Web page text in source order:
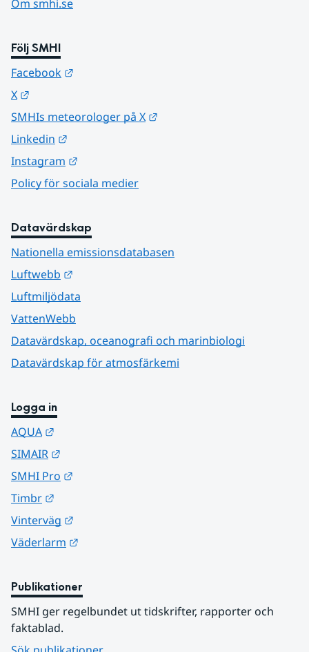
Om smhi.se
Följ SMHI
Facebook
X
SMHIs meteorologer på X
Linkedin
Instagram
Policy för sociala medier
Datavärdskap
Nationella emissionsdatabasen
Luftwebb
Luftmiljödata
VattenWebb
Datavärdskap, oceanografi och marinbiologi
Datavärdskap för atmosfärkemi
Logga in
AQUA
SIMAIR
SMHI Pro
Timbr
Vinterväg
Väderlarm
Publikationer
SMHI ger regelbundet ut tidskrifter, rapporter och
faktablad.